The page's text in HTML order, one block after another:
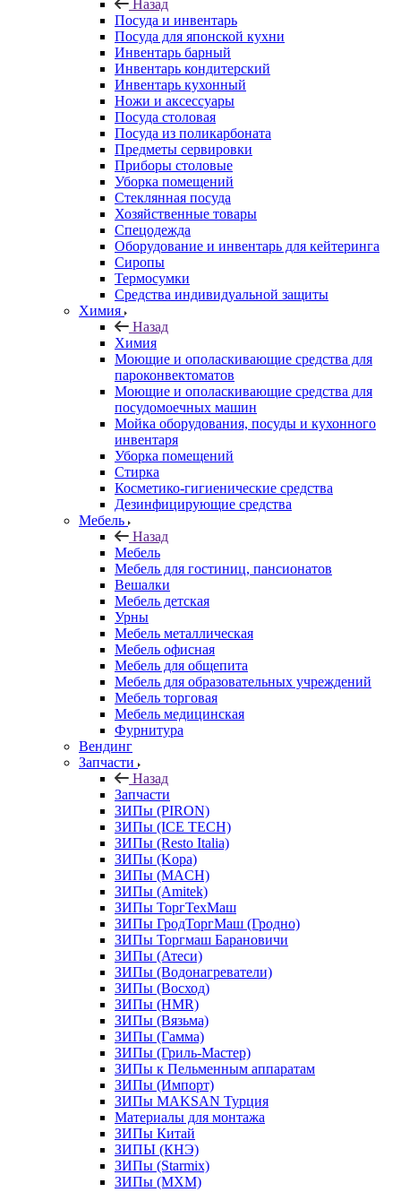
Назад
Посуда и инвентарь
Посуда для японской кухни
Инвентарь барный
Инвентарь кондитерский
Инвентарь кухонный
Ножи и аксессуары
Посуда столовая
Посуда из поликарбоната
Предметы сервировки
Приборы столовые
Уборка помещений
Стеклянная посуда
Хозяйственные товары
Спецодежда
Оборудование и инвентарь для кейтеринга
Сиропы
Термосумки
Средства индивидуальной защиты
Химия
Назад
Химия
Моющие и ополаскивающие средства для
пароконвектоматов
Моющие и ополаскивающие средства для
посудомоечных машин
Мойка оборудования, посуды и кухонного
инвентаря
Уборка помещений
Стирка
Косметико-гигиенические средства
Дезинфицирующие средства
Мебель
Назад
Мебель
Мебель для гостиниц, пансионатов
Вешалки
Мебель детская
Урны
Мебель металлическая
Мебель офисная
Мебель для общепита
Мебель для образовательных учреждений
Мебель торговая
Мебель медицинская
Фурнитура
Вендинг
Запчасти
Назад
Запчасти
ЗИПы (PIRON)
ЗИПы (ICE TECH)
ЗИПы (Resto Italia)
ЗИПы (Kopa)
ЗИПы (MACH)
ЗИПы (Amitek)
ЗИПы ТоргТехМаш
ЗИПы ГродТоргМаш (Гродно)
ЗИПы Торгмаш Барановичи
ЗИПы (Атеси)
ЗИПы (Водонагреватели)
ЗИПы (Восход)
ЗИПы (HMR)
ЗИПы (Вязьма)
ЗИПы (Гамма)
ЗИПы (Гриль-Мастер)
ЗИПы к Пельменным аппаратам
ЗИПы (Импорт)
ЗИПы MAKSAN Турция
Материалы для монтажа
ЗИПы Китай
ЗИПЫ (КНЭ)
ЗИПы (Starmix)
ЗИПы (МХМ)